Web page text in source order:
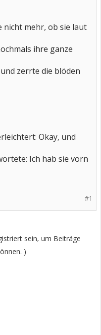
nicht mehr, ob sie laut
ihre ganze
zerrte die blöden
Okay, und
Ich hab sie vorn
#1
sein, um Beiträge
)